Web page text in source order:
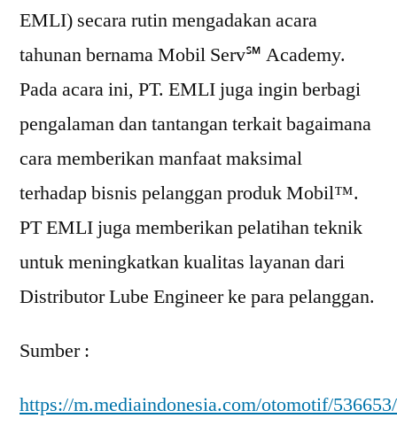
EMLI) secara rutin mengadakan acara
tahunan bernama Mobil Serv℠ Academy.
Pada acara ini, PT. EMLI juga ingin berbagi
pengalaman dan tantangan terkait bagaimana
cara memberikan manfaat maksimal
terhadap bisnis pelanggan produk Mobil™.
PT EMLI juga memberikan pelatihan teknik
untuk meningkatkan kualitas layanan dari
Distributor Lube Engineer ke para pelanggan.
Sumber :
https://m.mediaindonesia.com/otomotif/